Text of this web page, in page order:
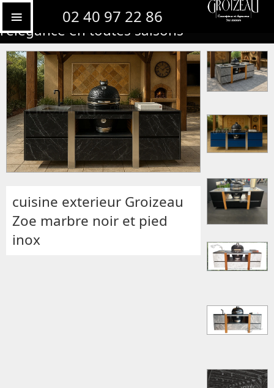
02 40 97 22 86
Cusine exterieure céramique ou inox,
l'élégance en toutes saisons
cuisine exterieur Groizeau
Zoe marbre noir et pied
inox